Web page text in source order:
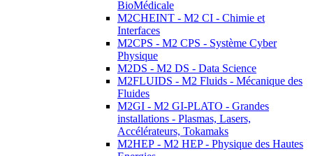
BioMédicale
M2CHEINT - M2 CI - Chimie et
Interfaces
M2CPS - M2 CPS - Système Cyber
Physique
M2DS - M2 DS - Data Science
M2FLUIDS - M2 Fluids - Mécanique des
Fluides
M2GI - M2 GI-PLATO - Grandes
installations - Plasmas, Lasers,
Accélérateurs, Tokamaks
M2HEP - M2 HEP - Physique des Hautes